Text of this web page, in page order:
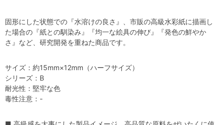
固形にした状態での『水溶けの良さ』、市販の高級水彩紙に描画し
た場合の『紙との馴染み』『均一な絵具の伸び』『発色の鮮やか
さ』など、研究開発を重ねた商品です。
サイズ：約15mm×12mm（ハーフサイズ）
シリーズ：B
耐光性：堅牢な色
毒性注意：-